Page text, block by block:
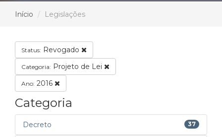
Início Legislações
Status: Revogado
Categoria: Projeto de Lei
Ano: 2016
Categoria
Decreto 37